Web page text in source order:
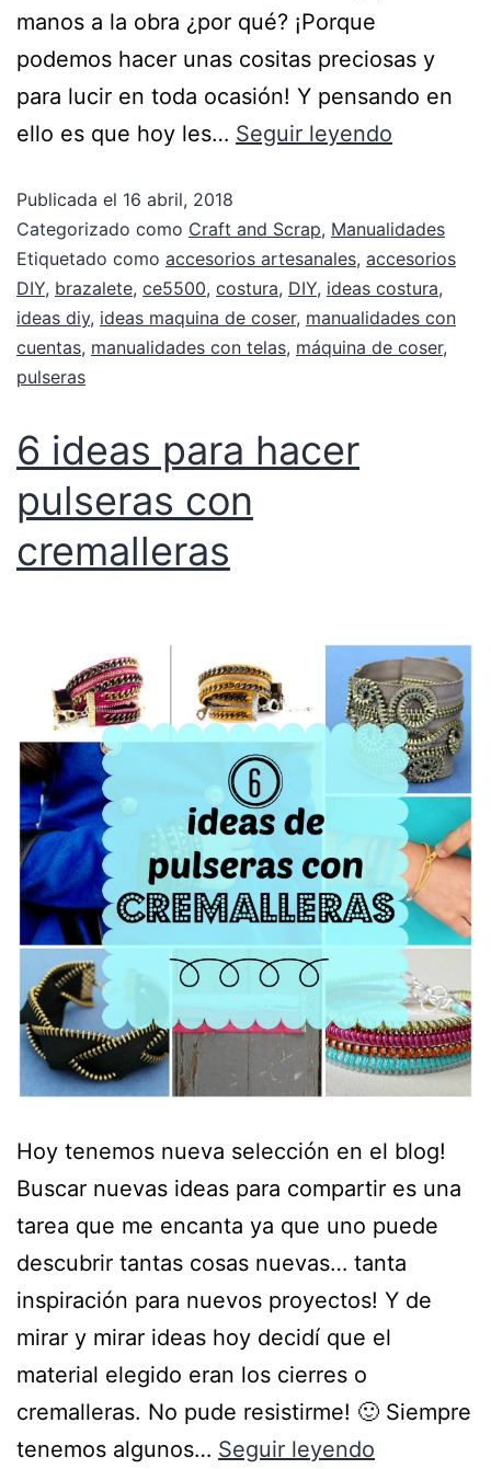
manos a la obra ¿por qué? ¡Porque
podemos hacer unas cositas preciosas y
para lucir en toda ocasión! Y pensando en
ello es que hoy les… Seguir leyendo
Publicada el 16 abril, 2018
Categorizado como Craft and Scrap, Manualidades
Etiquetado como accesorios artesanales, accesorios
DIY, brazalete, ce5500, costura, DIY, ideas costura,
ideas diy, ideas maquina de coser, manualidades con
cuentas, manualidades con telas, máquina de coser,
pulseras
6 ideas para hacer
pulseras con
cremalleras
Hoy tenemos nueva selección en el blog!
Buscar nuevas ideas para compartir es una
tarea que me encanta ya que uno puede
descubrir tantas cosas nuevas… tanta
inspiración para nuevos proyectos! Y de
mirar y mirar ideas hoy decidí que el
material elegido eran los cierres o
cremalleras. No pude resistirme! 🙂 Siempre
tenemos algunos… Seguir leyendo